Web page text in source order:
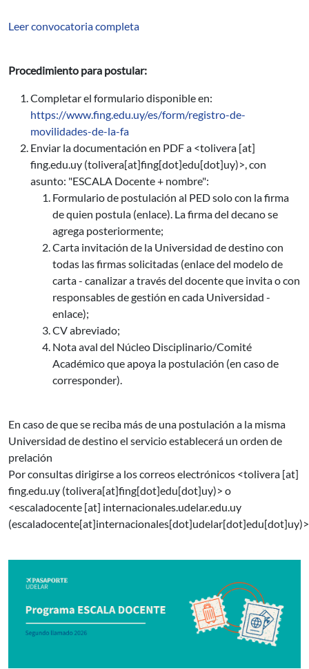
Leer convocatoria completa
Procedimiento para postular:
Completar el formulario disponible en:
https://www.fing.edu.uy/es/form/registro-de-
movilidades-de-la-fa
Enviar la documentación en PDF a <tolivera [at]
fing.edu.uy (tolivera[at]fing[dot]edu[dot]uy)>, con
asunto: "ESCALA Docente + nombre":
Formulario de postulación al PED solo con la firma
de quien postula (enlace). La firma del decano se
agrega posteriormente;
Carta invitación de la Universidad de destino con
todas las firmas solicitadas (enlace del modelo de
carta - canalizar a través del docente que invita o con
responsables de gestión en cada Universidad -
enlace);
CV abreviado;
Nota aval del Núcleo Disciplinario/Comité
Académico que apoya la postulación (en caso de
corresponder).
En caso de que se reciba más de una postulación a la misma
Universidad de destino el servicio establecerá un orden de
prelación
Por consultas dirigirse a los correos electrónicos <tolivera [at]
fing.edu.uy (tolivera[at]fing[dot]edu[dot]uy)> o
<escaladocente [at] internacionales.udelar.edu.uy
(escaladocente[at]internacionales[dot]udelar[dot]edu[dot]uy)>